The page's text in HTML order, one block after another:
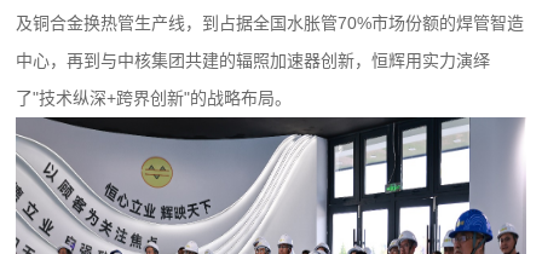
及铜合金换热管生产线，到占据全国水胀管70%市场份额的焊管智造
中心，再到与中核集团共建的辐照加速器创新，恒辉用实力演绎
了"技术纵深+跨界创新"的战略布局。